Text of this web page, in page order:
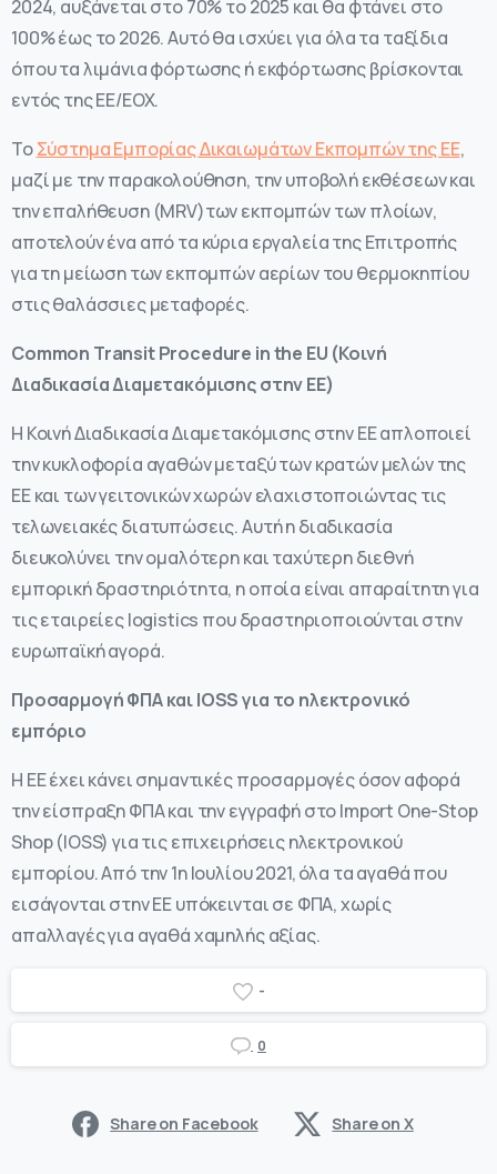
2024, αυξάνεται στο 70% το 2025 και θα φτάνει στο
100% έως το 2026. Αυτό θα ισχύει για όλα τα ταξίδια
όπου τα λιμάνια φόρτωσης ή εκφόρτωσης βρίσκονται
εντός της ΕΕ/ΕΟΧ.
ΤοΣύστημα Εμπορίας Δικαιωμάτων Εκπομπών της ΕΕ,
μαζί με την παρακολούθηση, την υποβολή εκθέσεων και
την επαλήθευση (MRV)των εκπομπών των πλοίων,
αποτελούν ένα από τα κύρια εργαλεία της Επιτροπής
για τη μείωση των εκπομπών αερίων του θερμοκηπίου
στις θαλάσσιες μεταφορές.
Common Transit Procedure in the EU (Κοινή
ΔιαδικασίαΔιαμετακόμισηςστηνΕΕ)
Η Κοινή Διαδικασία Διαμετακόμισης στην ΕΕ απλοποιεί
την κυκλοφορία αγαθών μεταξύ των κρατών μελών της
ΕΕ και των γειτονικών χωρών ελαχιστοποιώντας τις
τελωνειακές διατυπώσεις. Αυτή η διαδικασία
διευκολύνει την ομαλότερη και ταχύτερη διεθνή
εμπορική δραστηριότητα, η οποία είναι απαραίτητη για
τις εταιρείες logistics που δραστηριοποιούνται στην
ευρωπαϊκή αγορά.
Προσαρμογή ΦΠΑ καιIOSSγια το ηλεκτρονικό
εμπόριο
Η ΕΕ έχει κάνει σημαντικές προσαρμογές όσον αφορά
την είσπραξη ΦΠΑ και την εγγραφή στο Import One-Stop
Shop (IOSS) για τις επιχειρήσεις ηλεκτρονικού
εμπορίου. Από την 1η Ιουλίου 2021, όλα τα αγαθά που
εισάγονται στην ΕΕ υπόκεινται σε ΦΠΑ, χωρίς
απαλλαγές για αγαθά χαμηλής αξίας.
-
0
Share on Facebook Share on X